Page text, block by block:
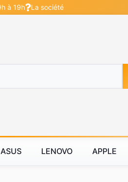
à 19h La société
ASUS LENOVO APPLE